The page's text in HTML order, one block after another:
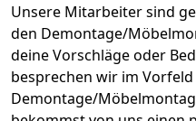
Unsere Mitarbeiter sind
den Demontage/
deine Vorschläge oder
besprechen wir im
Demontage/